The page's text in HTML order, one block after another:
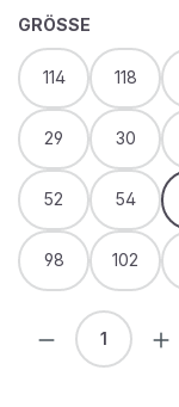
GRÖSSE
114 118
29 30
52 54
98 102
Produkt